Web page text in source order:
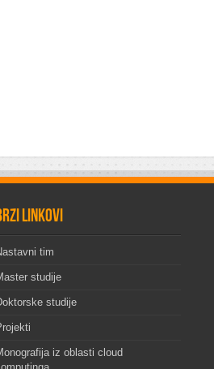
linkovi
tim
studije
studije
iz oblasti cloud